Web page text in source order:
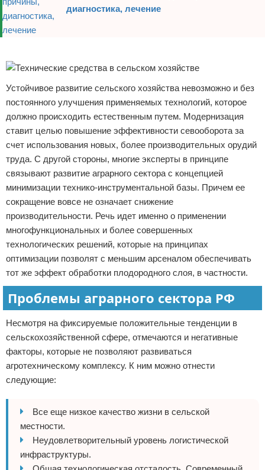
диагностика, лечение
Устойчивое развитие сельского хозяйства невозможно и без
постоянного улучшения применяемых технологий, которое
должно происходить естественным путем. Модернизация
ставит целью повышение эффективности севооборота за
счет использования новых, более производительных орудий
труда. С другой стороны, многие эксперты в принципе
связывают развитие аграрного сектора с концепцией
минимизации технико-инструментальной базы. Причем ее
сокращение вовсе не означает снижение
производительности. Речь идет именно о применении
многофункциональных и более совершенных
технологических решений, которые на принципах
оптимизации позволят с меньшим арсеналом обеспечивать
тот же эффект обработки плодородного слоя, в частности.
Проблемы аграрного сектора РФ
Несмотря на фиксируемые положительные тенденции в
сельскохозяйственной сфере, отмечаются и негативные
факторы, которые не позволяют развиваться
агротехническому комплексу. К ним можно отнести
следующие:
Все еще низкое качество жизни в сельской
местности.
Неудовлетворительный уровень логистической
инфраструктуры.